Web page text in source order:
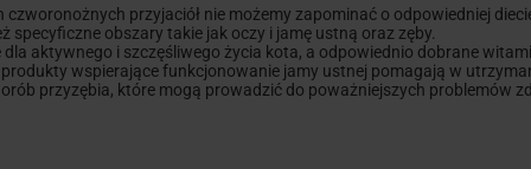
czworonożnych przyjaciół nie możemy zapominać o odpowiedniej
specyficzne obszary takie jak oczy i jamę ustną oraz zęby.
aktywnego i szczęśliwego życia kota, a odpowiednio dobrane
wspierające funkcjonowanie jamy ustnej pomagają w
przyzębia, które mogą prowadzić do poważniejszych problemów